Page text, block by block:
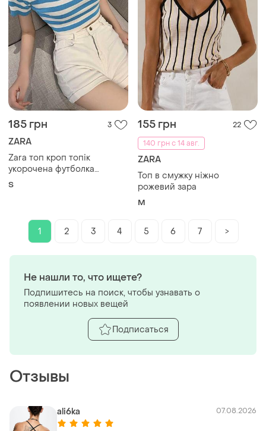
185 грн 3
ZARA
Zara топ кроп топік
укорочена футболка
коротка гарна якість 69%
S
155 грн
22
140 грн с 14 авг.
ZARA
Топ в смужку ніжно
рожевий зара
M
1 2 3 4 5 6 7 >
Отзывы
ali6ka 07.08.2026
Не нашли то, что ищете?
Подпишитесь на поиск, чтобы узнавать о
появлении новых вещей
Подписаться